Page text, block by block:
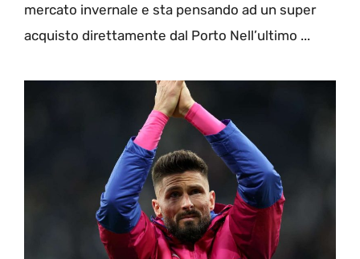
mercato invernale e sta pensando ad un super
acquisto direttamente dal Porto Nell’ultimo ...